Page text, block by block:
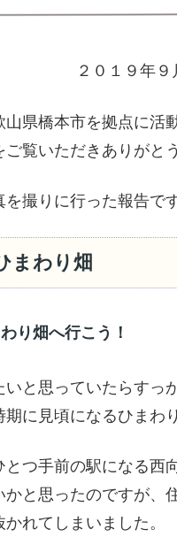
２０１９年９
山県橋本市を拠点に活
覧いただきありがと
撮りに行った報告です
まわり畑
り畑へ行こう！
いと思っていたらすっ
に見頃になるひまわ
とつ手前の駅になる西
かと思ったのですが、
れてしまいました。